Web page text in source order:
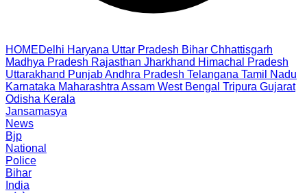
HOMEDelhi Haryana Uttar Pradesh Bihar Chhattisgarh
Madhya Pradesh Rajasthan Jharkhand Himachal Pradesh
Uttarakhand PunjabAndhra Pradesh Telangana Tamil Nadu
Karnataka Maharashtra Assam West Bengal Tripura Gujarat
Odisha Kerala
Jansamasya
News
Bjp
National
Police
Bihar
India